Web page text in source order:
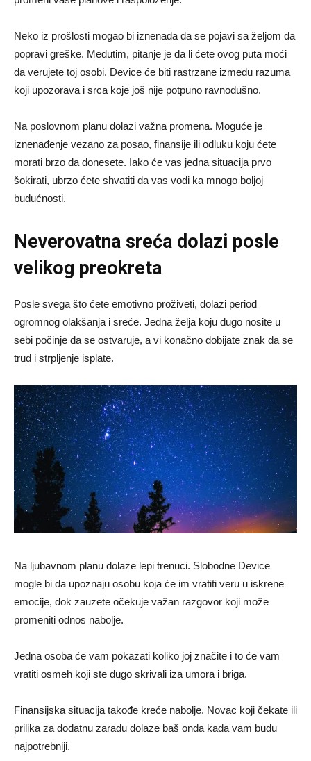
Neko iz prošlosti mogao bi iznenada da se pojavi sa željom da
popravi greške. Međutim, pitanje je da li ćete ovog puta moći
da verujete toj osobi. Device će biti rastrzane između razuma
koji upozorava i srca koje još nije potpuno ravnodušno.
Na poslovnom planu dolazi važna promena. Moguće je
iznenađenje vezano za posao, finansije ili odluku koju ćete
morati brzo da donesete. Iako će vas jedna situacija prvo
šokirati, ubrzo ćete shvatiti da vas vodi ka mnogo boljoj
budućnosti.
Neverovatna sreća dolazi posle
velikog preokreta
Posle svega što ćete emotivno proživeti, dolazi period
ogromnog olakšanja i sreće. Jedna želja koju dugo nosite u
sebi počinje da se ostvaruje, a vi konačno dobijate znak da se
trud i strpljenje isplate.
Na ljubavnom planu dolaze lepi trenuci. Slobodne Device
mogle bi da upoznaju osobu koja će im vratiti veru u iskrene
emocije, dok zauzete očekuje važan razgovor koji može
promeniti odnos nabolje.
Jedna osoba će vam pokazati koliko joj značite i to će vam
vratiti osmeh koji ste dugo skrivali iza umora i briga.
Finansijska situacija takođe kreće nabolje. Novac koji čekate ili
prilika za dodatnu zaradu dolaze baš onda kada vam budu
najpotrebniji.